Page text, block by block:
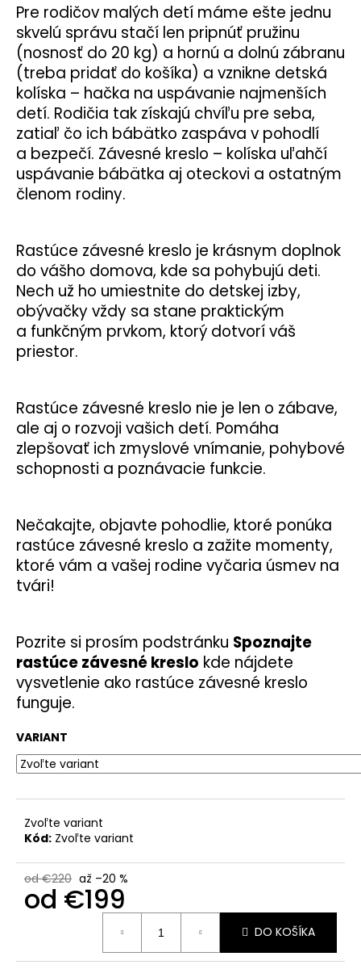
Pre rodičov malých detí máme ešte jednu
skvelú správu stačí len pripnúť pružinu
(nosnosť do 20 kg) a hornú a dolnú zábranu
(treba pridať do košíka) a vznikne detská
kolíska – hačka na uspávanie najmenších
detí. Rodičia tak získajú chvíľu pre seba,
zatiaľ čo ich bábätko zaspáva v pohodlí
a bezpečí. Závesné kreslo – kolíska uľahčí
uspávanie bábätka aj oteckovi a ostatným
členom rodiny.
Rastúce závesné kreslo je krásnym doplnok
do vášho domova, kde sa pohybujú deti.
Nech už ho umiestnite do detskej izby,
obývačky vždy sa stane praktickým
a funkčným prvkom, ktorý dotvorí váš
priestor.
Rastúce závesné kreslo nie je len o zábave,
ale aj o rozvoji vašich detí. Pomáha
zlepšovať ich zmyslové vnímanie, pohybové
schopnosti a poznávacie funkcie.
Nečakajte, objavte pohodlie, ktoré ponúka
rastúce závesné kreslo a zažite momenty,
ktoré vám a vašej rodine vyčaria úsmev na
tvári!
Pozrite si prosím podstránku Spoznajte
rastúce závesné kreslo kde nájdete
vysvetlenie ako rastúce závesné kreslo
funguje.
VARIANT
Zvoľte variant
Kód: Zvoľte variant
od €220 až –20 %
od €199
DO KOŠÍKA